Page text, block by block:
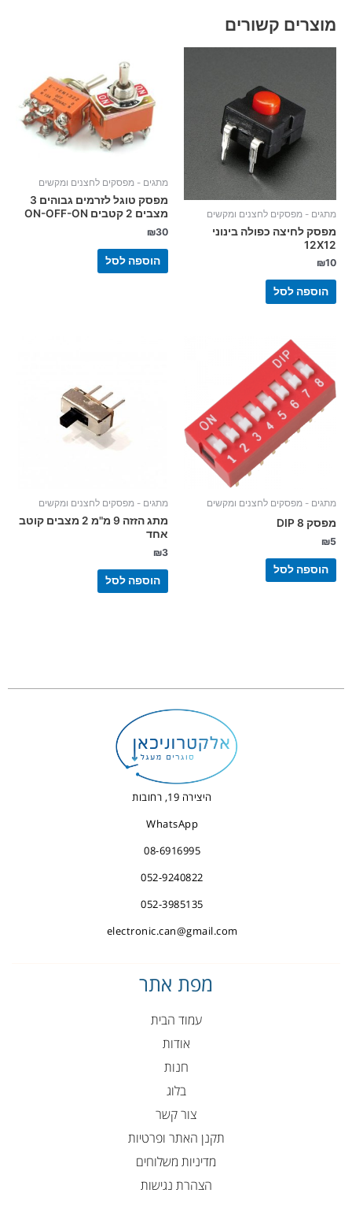
מוצרים קשורים
מתגים - מפסקים לחצנים ומקשים
מפסק לחיצה כפולה בינוני
12X12
₪10
הוספה לסל
מתגים - מפסקים לחצנים ומקשים
מפסק טוגל לזרמים גבוהים 3
מצבים 2 קטבים ON-OFF-ON
₪30
הוספה לסל
מתגים - מפסקים לחצנים ומקשים
מפסק 8 DIP
₪5
הוספה לסל
מתגים - מפסקים לחצנים ומקשים
מתג הזזה 9 מ"מ 2 מצבים קוטב
אחד
₪3
הוספה לסל
היצירה 19, רחובות
WhatsApp
08-6916995
052-9240822
052-3985135
electronic.can@gmail.com
מפת אתר
עמוד הבית
אודות
חנות
בלוג
צור קשר
תקנן האתר ופרטיות
מדיניות משלוחים
הצהרת נגישות